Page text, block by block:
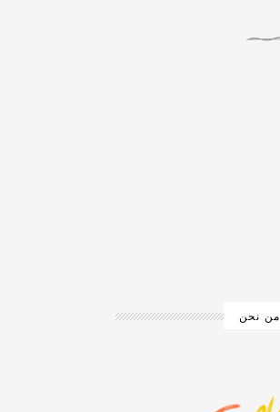
من نحن